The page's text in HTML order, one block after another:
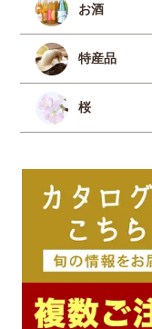
お酒
特産品
桜